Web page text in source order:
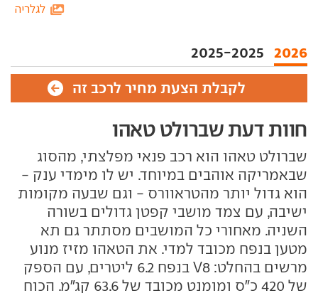
2026
2025-2025
לגלריה
לקבלת הצעת מחיר לרכב זה
חוות דעת שברולט טאהו
שברולט טאהו הוא רכב פנאי מפלצתי, מהסוג
שבאמריקה אוהבים במיוחד. יש לו מימדי ענק -
הוא גדול יותר מהטראוורס - וגם שבעה מקומות
ישיבה, עם צמד מושבי קפטן גדולים בשורה
השניה. מאחורי כל המושבים מסתתר גם תא
מטען בנפח מכובד למדי. את הטאהו מזיז מנוע
מרשים בהחלט: V8 בנפח 6.2 ליטרים, עם הספק
של 420 כ"ס ומומנט מכובד של 63.6 קג"מ. הכוח